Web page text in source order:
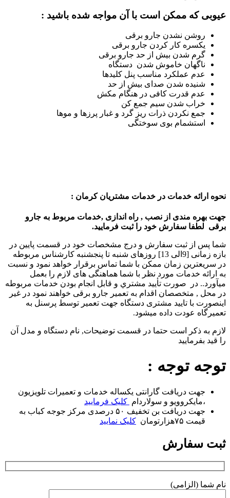
عیوبی که ممکن است با آن مواجه شده باشید :
روشن نشدن جارو برقی
یکسره کار کردن جارو برقی
گرم شدن بیش از حد جارو برقی
ناگهان خاموش شدن دستگاه
عدم عملکرد مناسب پنل کلیدها
شنیده شدن صدای بیش از حد
عدم قدرت کافی در هنگام مکش
خراب شدن سیم جمع کن
جمع نکردن ذرات ریز گرد و غبار پرزها و موها
استشمام بوی سوختگی
نحوه ارائه خدمات در خدمات مشتریان کرمان :
جهت بهره مندی از نصب , راه اندازی ,خدمات مربوط به جارو
برقی لطفا سفارش خود را ثبت فرمایید.
شما پس از ثبت سفارش و درج مشخصات خود در قسمت پایین در
بازه زمانی [9الی 13] روزهای شنبه تا پنجشنبه کارشناس مربوطه
در سریعترین زمان ممکن با شما تماس برقرار خواهد نمود و نسبت
به ارائه خدمات مورد نظر با شما هماهنگی های لازم را بعمل
میآورد.. در صورت تأييد مشتري و قابل انجام بودن خدمات مربوطه
در محل , متخصصان اقدام به تعمير جارو برقی خواهند نمود در غیر
اینصورت با تایید مشتری دستگاه جهت تعمیر توسط پرسنل به
تعمیرگاه عودت داده میشود.
لازم به ذکر است حتما در قسمت توضیحات, نام دستگاه و مدل آن
را قید بفرمایید
توجه توجه :
جهت دریافت گارانتی یکساله خدمات و تعمیرات تلویزیون
،مایکروویو و سولاردام کلیک فرمایید
جهت دریافت بن تخفیف ۵۰ درصدی مرکز جوجه کباب به
قیمت ۷۵هزارتومان
کلیک نمایید
ثبت سفارش
نام شما (الزامی)